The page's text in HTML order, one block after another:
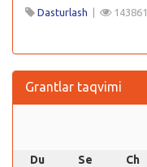
Dasturlash 143861
Grantlar taqvimi
Du Se Ch